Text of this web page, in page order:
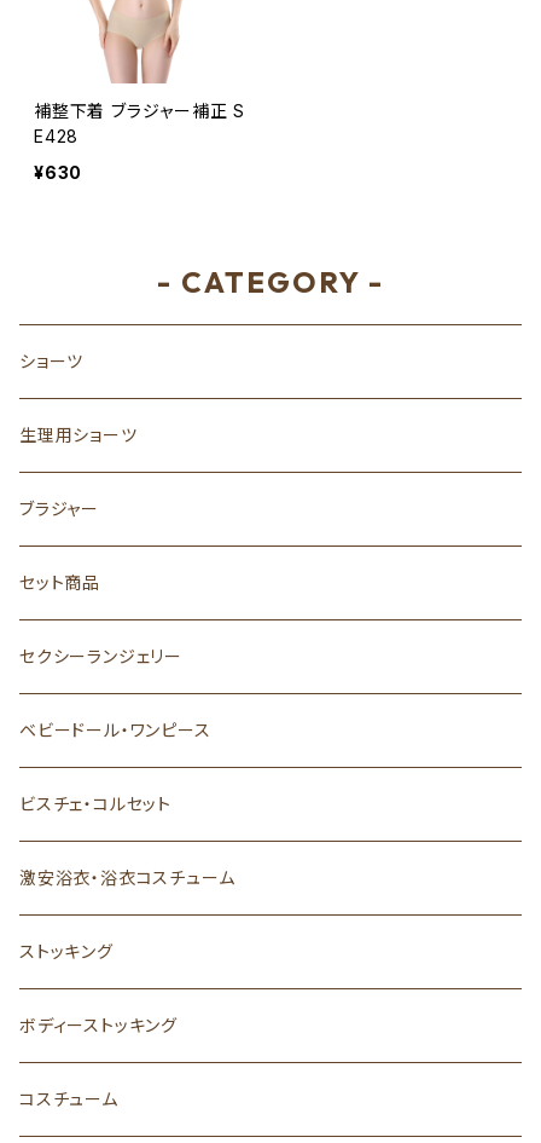
補整下着 ブラジャー補正 S
E428
¥630
- CATEGORY -
ショーツ
生理用ショーツ
ブラジャー
セット商品
セクシーランジェリー
ベビードール・ワンピース
ビスチェ・コルセット
激安浴衣・浴衣コスチューム
ストッキング
ボディーストッキング
コスチューム